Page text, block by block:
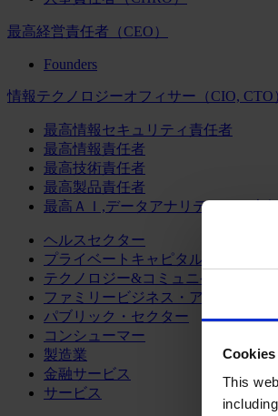
Cookies
This
最高経営責任者（CEO）
Founders
情報テクノロジーオフィサー（CIO, CTO
最高情報セキュリティ責任者
最高情報責任者
最高技術責任者
最高製品責任者
最高ＡＩ,データアナリティクス責任
ヘルスセクター
プライベートキャピタル
テクノロジー&コミュニケーション
ファミリービジネス・アドバイザリ
パブリック・セクター
コンシューマー
製造業
金融サービス
サービス